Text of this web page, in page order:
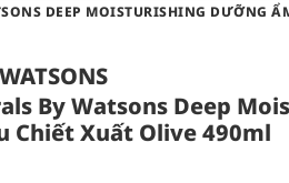
DEEP MOISTURISHING DƯỠNG
By Watsons Deep
Chiết Xuất Olive 490ml